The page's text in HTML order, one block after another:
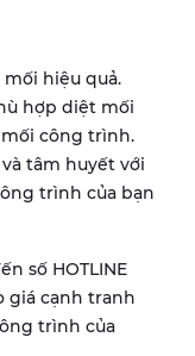
hiệu quả.
hợp diệt mối
công trình.
tâm huyết với
trình của bạn
số HOTLINE
giá cạnh tranh
trình của